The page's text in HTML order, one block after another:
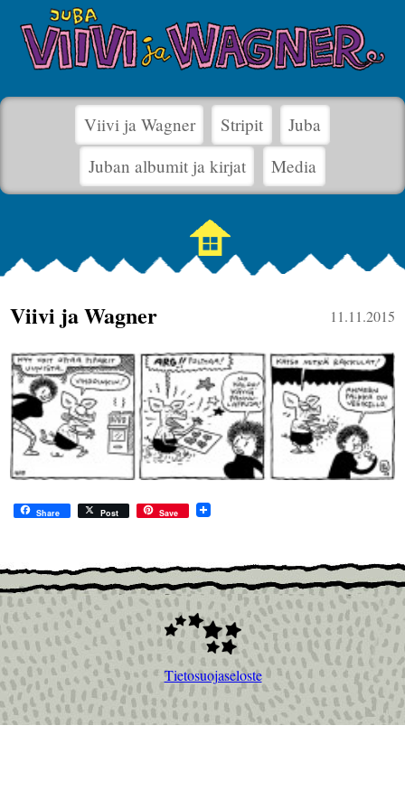
Viivi ja Wagner Stripit
Juba
Juban albumit ja kirjat
Media
11.11.2015
Viivi ja Wagner
Share Post Save
Tietosuojaseloste